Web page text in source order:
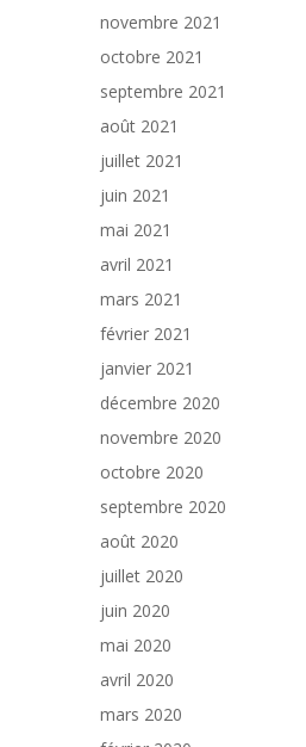
novembre 2021
octobre 2021
septembre 2021
août 2021
juillet 2021
juin 2021
mai 2021
avril 2021
mars 2021
février 2021
janvier 2021
décembre 2020
novembre 2020
octobre 2020
septembre 2020
août 2020
juillet 2020
juin 2020
mai 2020
avril 2020
mars 2020